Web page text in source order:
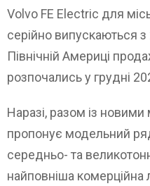
Volvo FE Electric для
серійно випускаються
Північній Америці
розпочались у грудні
Наразі, разом із
пропонує модельний
середньо- та
найповніша комерційна